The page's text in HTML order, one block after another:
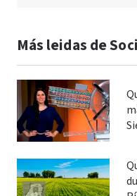
Más leidas de